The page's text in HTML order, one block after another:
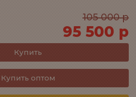
105 000 р
95 500 р
Купить оптом